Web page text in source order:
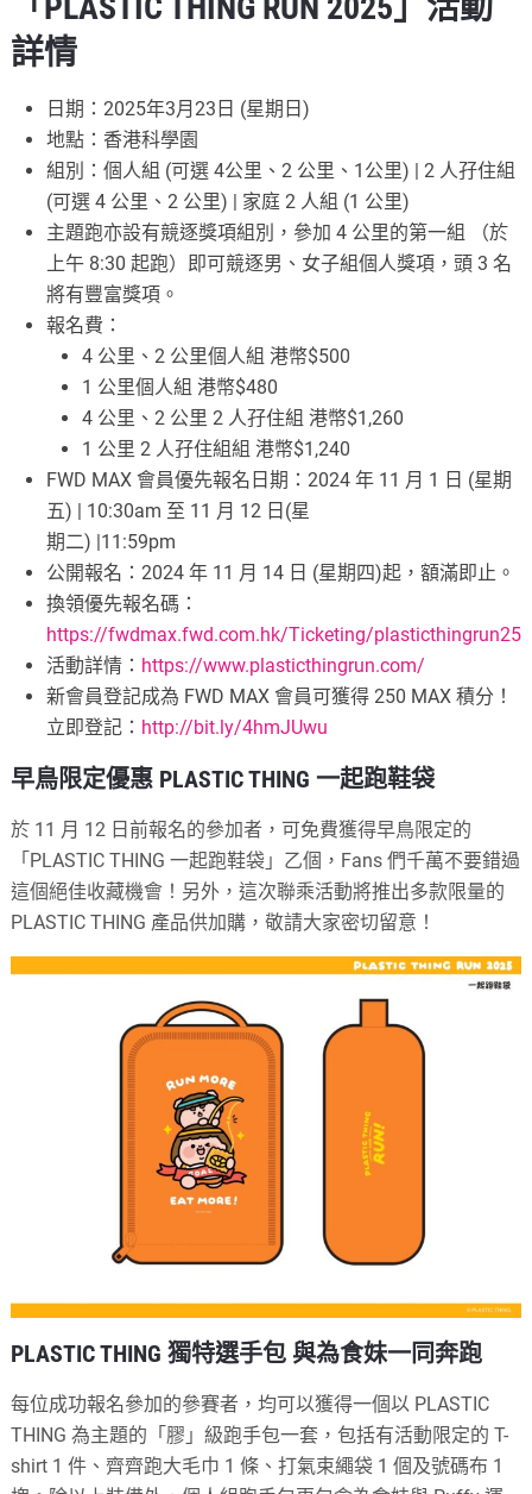
「PLASTIC THING RUN 2025」活動
詳情
日期：2025年3月23日 (星期日)
地點：香港科學園
組別：個人組 (可選 4公里、2 公里、1公里) | 2 人孖住組
(可選 4 公里、2 公里) | 家庭 2 人組 (1 公里)
主題跑亦設有競逐獎項組別，參加 4 公里的第一組 （於
上午 8:30 起跑）即可競逐男、女子組個人獎項，頭 3 名
將有豐富獎項。
報名費：
4 公里、2 公里個人組 港幣$500
1 公里個人組 港幣$480
4 公里、2 公里 2 人孖住組 港幣$1,260
1 公里 2 人孖住組組 港幣$1,240
FWD MAX 會員優先報名日期：2024 年 11 月 1 日 (星期
五) | 10:30am 至 11 月 12 日(星
期二) |11:59pm
公開報名：2024 年 11 月 14 日 (星期四)起，額滿即止。
換領優先報名碼：
https://fwdmax.fwd.com.hk/Ticketing/plasticthingrun25
活動詳情： https://www.plasticthingrun.com/
新會員登記成為 FWD MAX 會員可獲得 250 MAX 積分！
立即登記： http://bit.ly/4hmJUwu
早鳥限定優惠 PLASTIC THING 一起跑鞋袋
於 11 月 12 日前報名的參加者，可免費獲得早鳥限定的
「PLASTIC THING 一起跑鞋袋」乙個，Fans 們千萬不要錯過
這個絕佳收藏機會！另外，這次聯乘活動將推出多款限量的
PLASTIC THING 產品供加購，敬請大家密切留意！
PLASTIC THING 獨特選手包 與為食妹一同奔跑
每位成功報名參加的參賽者，均可以獲得一個以 PLASTIC
THING 為主題的「膠」級跑手包一套，包括有活動限定的 T-
shirt 1 件、齊齊跑大毛巾 1 條、打氣束繩袋 1 個及號碼布 1